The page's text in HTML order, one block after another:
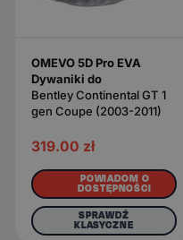
OMEVO 5D Pro EVA
Dywaniki do
Bentley Continental GT 1
gen Coupe (2003-2011)
319.00 zł
POWIADOM O
DOSTĘPNOŚCI
SPRAWDŹ
KLASYCZNE